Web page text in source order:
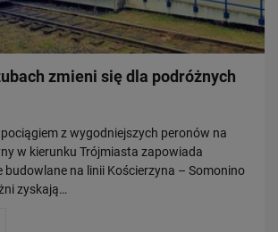
zmieni się dla podróżnych
z wygodniejszych peronów na
w kierunku Trójmiasta zapowiada
budowlane na linii Kościerzyna – Somonino
zyskają…